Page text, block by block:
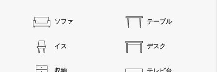
ソファ テーブル
イス デスク